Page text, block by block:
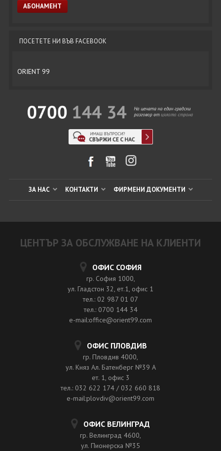
ПОСЕТЕТЕ НИ ВЪВ FACEBOOK
ORIENT 99
ЗА НАС КОНТАКТИ ФИРМЕНИ ДОКУМЕНТИ
ЦЕНТЪР ЗА ОБСЛУЖВАНЕ НА КЛИЕНТИ
ОФИС СОФИЯ
гр. София 1000,
ул. Гладстон 32, ет.1, офис 1
тел.: 02 987 01 07
тел.: 0700 144 34
e-mail:office@orient99.com
ОФИС ПЛОВДИВ
гр. Пловдив 4000,
ул. Княз Ал. Батенберг №39 A
ет. 1, офис 3
тел.: 032 622 174 / 032 660 818
e-mail:plovdiv@orient99.com
ОФИС ВЕЛИНГРАД
гр. Велинград 4600,
ул. Пионерска №35